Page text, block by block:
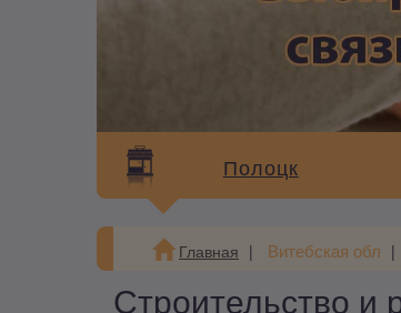
Полоцк
Главная Витебская обл
Строительство и